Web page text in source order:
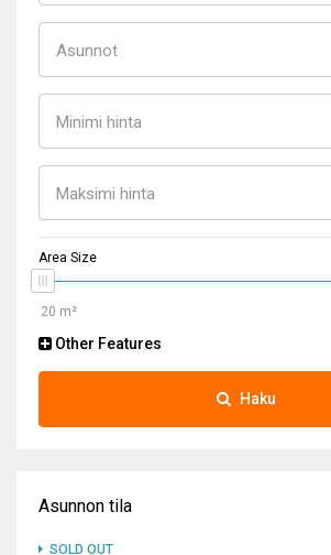
Asunnot
Minimi hinta
Maksimi hinta
Area Size
Other Features
Haku
Asunnon tila
SOLD OUT